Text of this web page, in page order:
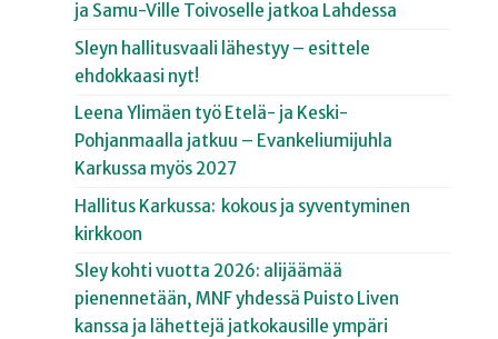
ja Samu-Ville Toivoselle jatkoa Lahdessa
Sleyn hallitusvaali lähestyy – esittele
ehdokkaasi nyt!
Leena Ylimäen työ Etelä- ja Keski-
Pohjanmaalla jatkuu – Evankeliumijuhla
Karkussa myös 2027
Hallitus Karkussa: kokous ja syventyminen
kirkkoon
Sley kohti vuotta 2026: alijäämää
pienennetään, MNF yhdessä Puisto Liven
kanssa ja lähettejä jatkokausille ympäri